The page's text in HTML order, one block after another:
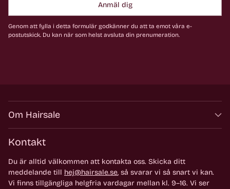
Anmäl dig
Genom att fylla i detta formulär godkänner du att ta emot våra e-
postutskick. Du kan när som helst avsluta din prenumeration.
Om Hairsale
Kontakt
Du är alltid välkommen att kontakta oss. Skicka ditt
meddelande till hej@hairsale.se, så svarar vi så snart vi kan.
Vi finns tillgängliga helgfria vardagar mellan kl. 9–16. Vi ser